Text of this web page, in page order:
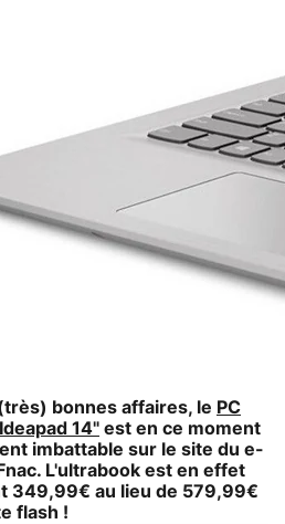
bonnes affaires, le PC
14" est en ce moment
imbattable sur le site du e-
L'ultrabook est en effet
349,99€ au lieu de 579,99€
flash !